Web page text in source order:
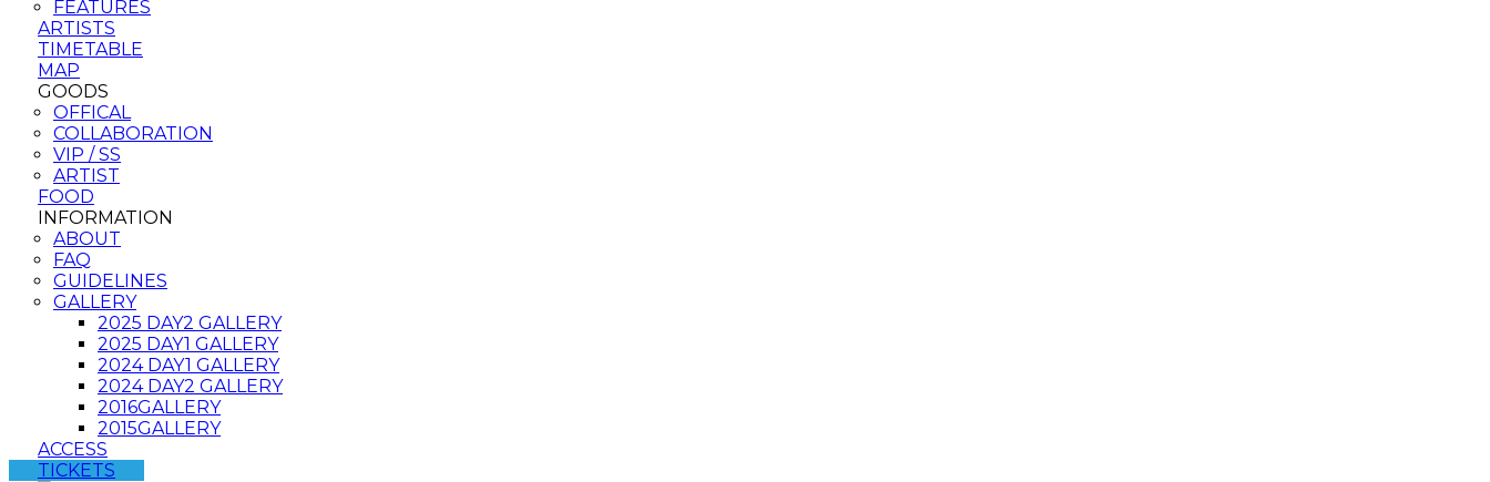
FEATURES
ARTISTS
TIMETABLE
MAP
GOODS
OFFICAL
COLLABORATION
VIP / SS
ARTIST
FOOD
INFORMATION
ABOUT
FAQ
GUIDELINES
GALLERY
2025 DAY2 GALLERY
2025 DAY1 GALLERY
2024 DAY1 GALLERY
2024 DAY2 GALLERY
2016GALLERY
2015GALLERY
ACCESS
TICKETS